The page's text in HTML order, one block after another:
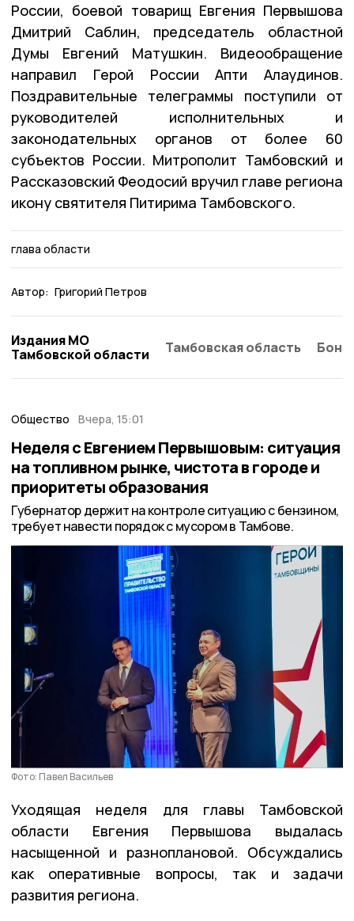
России, боевой товарищ Евгения Первышова
Дмитрий Саблин, председатель областной
Думы Евгений Матушкин. Видеообращение
направил Герой России Апти Алаудинов.
Поздравительные телеграммы поступили от
руководителей исполнительных и
законодательных органов от более 60
субъектов России. Митрополит Тамбовский и
Рассказовский Феодосий вручил главе региона
икону святителя Питирима Тамбовского.
глава области
Автор: Григорий Петров
Издания МО
Тамбовской области
Тамбовская область
Общество Вчера, 15:01
Неделя с Евгением Первышовым: ситуация
на топливном рынке, чистота в городе и
приоритеты образования
Губернатор держит на контроле ситуацию с бензином,
требует навести порядок с мусором в Тамбове.
Фото: Павел Васильев
Уходящая неделя для главы Тамбовской
области Евгения Первышова выдалась
насыщенной и разноплановой. Обсуждались
как оперативные вопросы, так и задачи
развития региона.